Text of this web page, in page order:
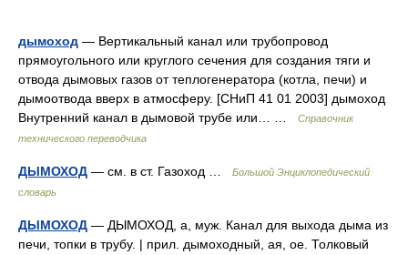
дымоход — Вертикальный канал или трубопровод
прямоугольного или круглого сечения для создания тяги и
отвода дымовых газов от теплогенератора (котла, печи) и
дымоотвода вверх в атмосферу. [СНиП 41 01 2003] дымоход
Внутренний канал в дымовой трубе или… …
Справочник
технического переводчика
ДЫМОХОД — см. в ст. Газоход …
Большой Энциклопедический
словарь
ДЫМОХОД — ДЫМОХОД, а, муж. Канал для выхода дыма из
печи, топки в трубу. | прил. дымоходный, ая, ое. Толковый